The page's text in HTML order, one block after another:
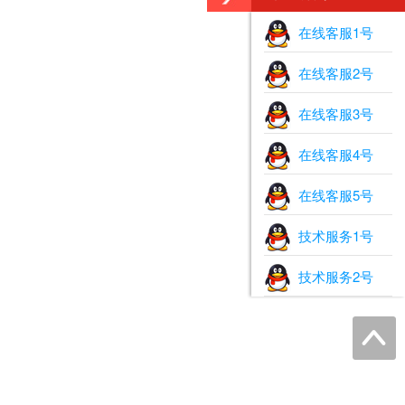
在线客服1号
在线客服2号
在线客服3号
在线客服4号
在线客服5号
技术服务1号
技术服务2号